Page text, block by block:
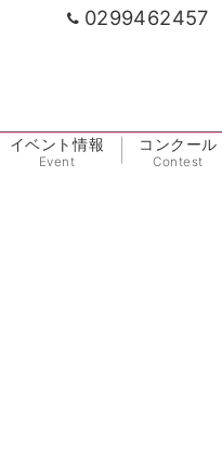
0299462457
イベント情報
Event
コンクール
Contest